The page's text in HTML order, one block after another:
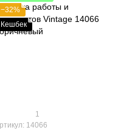
−32%
Кешбек
1
14066